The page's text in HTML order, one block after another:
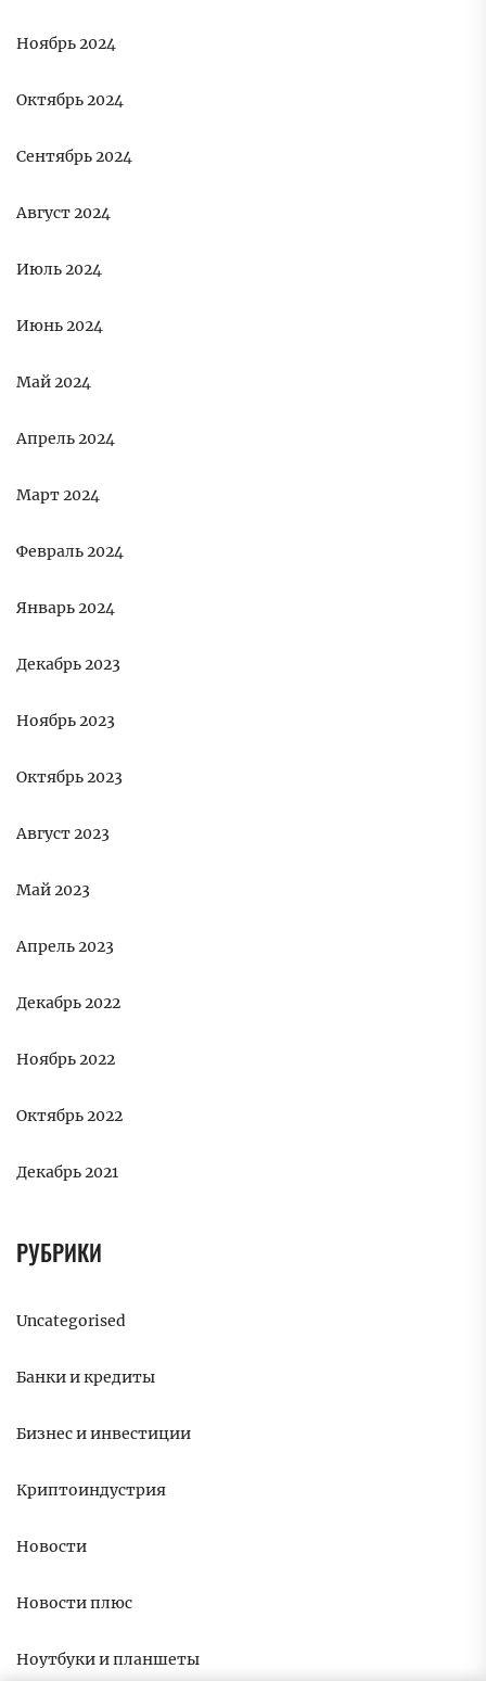
Ноябрь 2024
Октябрь 2024
Сентябрь 2024
Август 2024
Июль 2024
Июнь 2024
Май 2024
Апрель 2024
Март 2024
Февраль 2024
Январь 2024
Декабрь 2023
Ноябрь 2023
Октябрь 2023
Август 2023
Май 2023
Апрель 2023
Декабрь 2022
Ноябрь 2022
Октябрь 2022
Декабрь 2021
РУБРИКИ
Uncategorised
Банки и кредиты
Бизнес и инвестиции
Криптоиндустрия
Новости
Новости плюс
Ноутбуки и планшеты